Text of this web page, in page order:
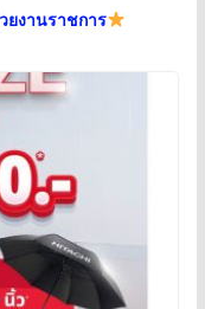
ยงานราชการ